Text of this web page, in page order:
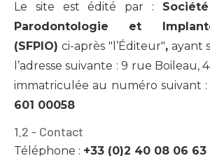
Le site est édité par :
Parodontologie et
(SFPIO)ci-après "l’Éditeur", ayant
l’adresse suivante : 9 rue Boileau,
immatriculée au numéro suivant :
601 00058
1.2 - Contact
Téléphone : +33 (0)2 40 08 06 63